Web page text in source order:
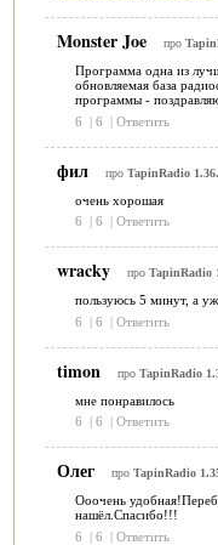
Monster Joe про
Программа одна из
обновляемая база
программы - поздравляю
6
| 6 | Ответить
фил про TapinRadio
очень хорошая
6
| 6 | Ответить
wracky про TapinRadio
пользуюсь 5 минут, а
6
| 6 | Ответить
timon про TapinRadio
мне понравилось
6
| 6 | Ответить
Олег про TapinRadio
Ооочень
нашёл.Спасибо!!!
6
| 6 | Ответить